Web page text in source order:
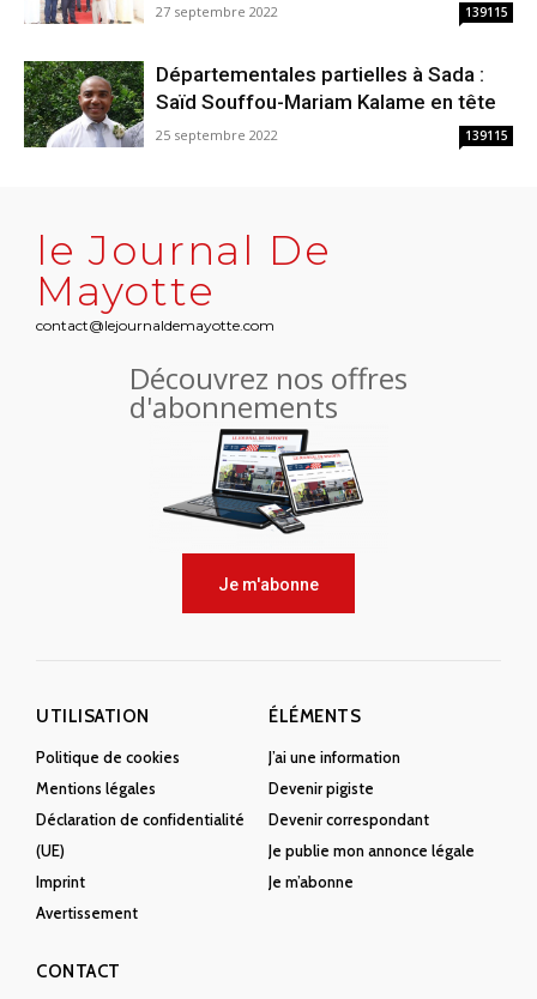
27 septembre 2022 139115
Départementales partielles à Sada :
Saïd Souffou-Mariam Kalame en tête
25 septembre 2022 139115
le Journal De
Mayotte
contact@lejournaldemayotte.com
Découvrez nos offres
d'abonnements
Je m'abonne
UTILISATION
Politique de cookies
Mentions légales
Déclaration de confidentialité
(UE)
Imprint
Avertissement
ÉLÉMENTS
J’ai une information
Devenir pigiste
Devenir correspondant
Je publie mon annonce légale
Je m’abonne
CONTACT